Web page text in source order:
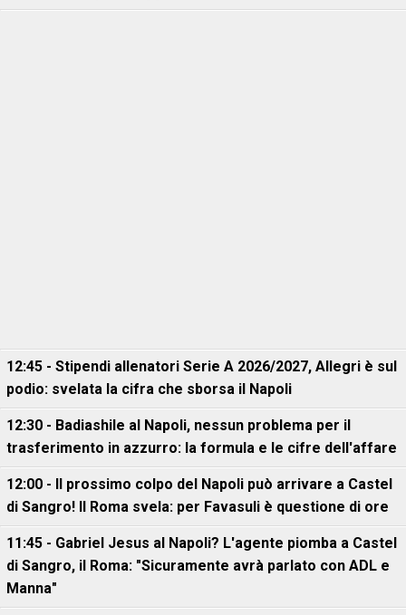
12:45 - Stipendi allenatori Serie A 2026/2027, Allegri è sul
podio: svelata la cifra che sborsa il Napoli
12:30 - Badiashile al Napoli, nessun problema per il
trasferimento in azzurro: la formula e le cifre dell'affare
12:00 - Il prossimo colpo del Napoli può arrivare a Castel
di Sangro! Il Roma svela: per Favasuli è questione di ore
11:45 - Gabriel Jesus al Napoli? L'agente piomba a Castel
di Sangro, il Roma: "Sicuramente avrà parlato con ADL e
Manna"